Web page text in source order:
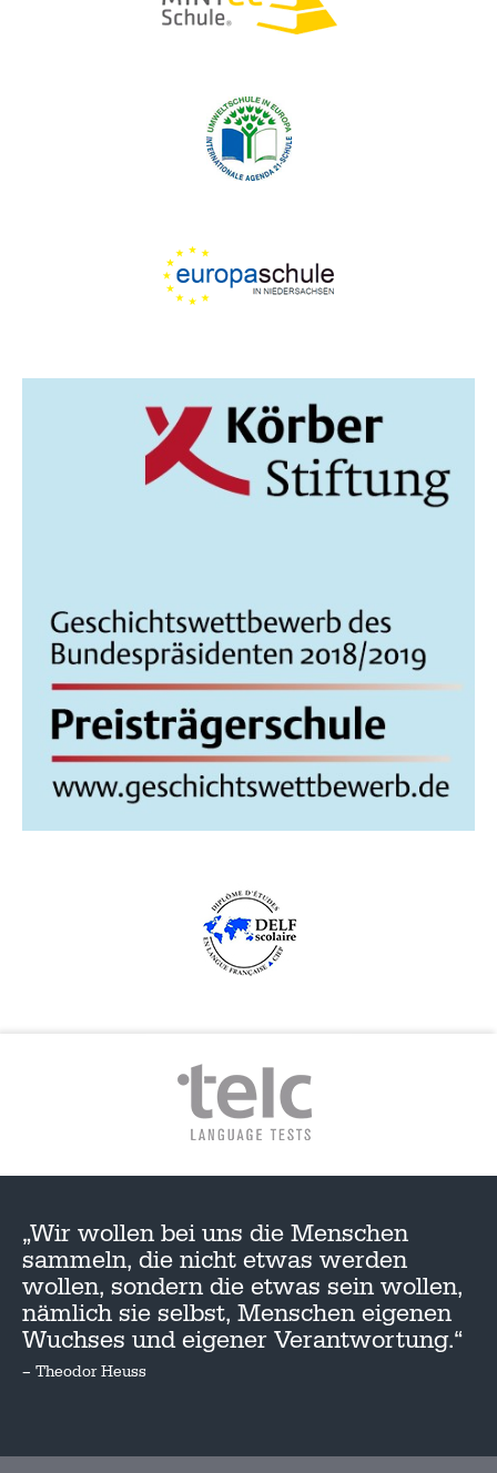
„Wir wollen bei uns die Menschen
sammeln, die nicht etwas werden
wollen, sondern die etwas sein wollen,
nämlich sie selbst, Menschen eigenen
Wuchses und eigener Verantwortung.“
– Theodor Heuss